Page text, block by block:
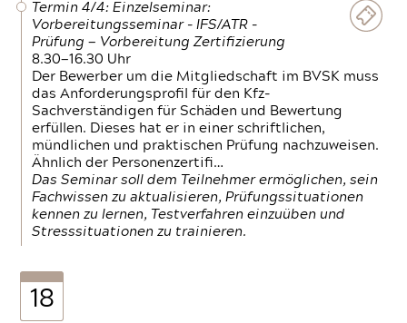
Termin 4/4: Einzelseminar:
Vorbereitungsseminar - IFS/ATR -
Prüfung — Vorbereitung Zertifizierung
8.30—16.30 Uhr
Der Bewerber um die Mitgliedschaft im BVSK muss
das Anforderungsprofil für den Kfz-
Sachverständigen für Schäden und Bewertung
erfüllen. Dieses hat er in einer schriftlichen,
mündlichen und praktischen Prüfung nachzuweisen.
Ähnlich der Personenzertifi…
Das Seminar soll dem Teilnehmer ermöglichen, sein
Fachwissen zu aktualisieren, Prüfungssituationen
kennen zu lernen, Testverfahren einzuüben und
Stresssituationen zu trainieren.
18